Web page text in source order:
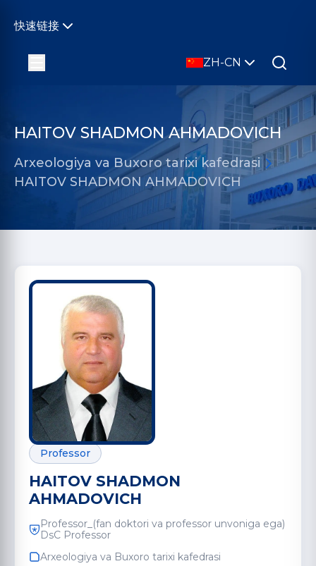
快速链接
ZH-CN
HAITOV SHADMON AHMADOVICH
Arxeologiya va Buxoro tarixi kafedrasi
HAITOV SHADMON AHMADOVICH
Professor
HAITOV SHADMON
AHMADOVICH
Professor_(fan doktori va professor unvoniga ega)
DsC Professor
Arxeologiya va Buxoro tarixi kafedrasi